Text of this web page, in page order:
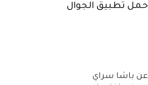
حمل تطبيق الجوال
عن باشا سراي